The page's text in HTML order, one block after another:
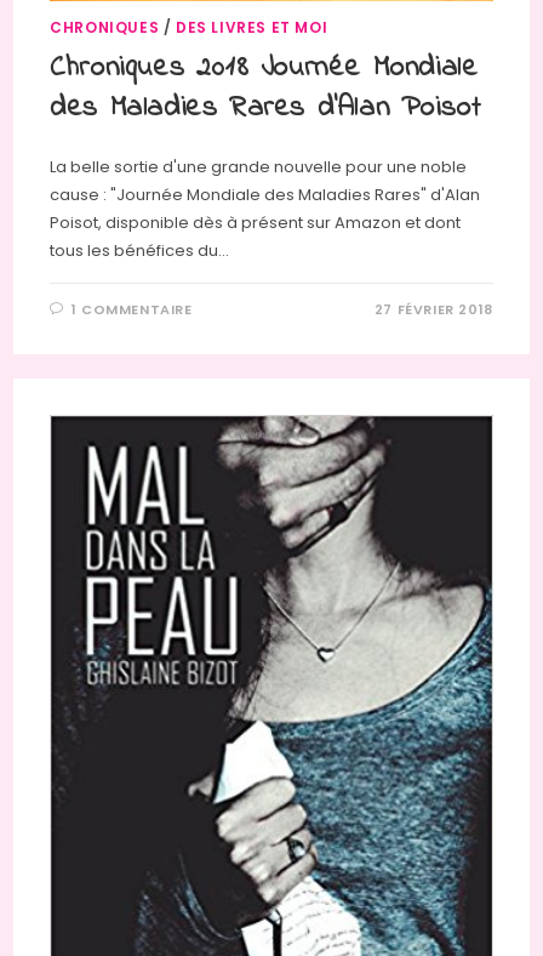
CHRONIQUES / DES LIVRES ET MOI
Chroniques 2018 Journée Mondiale
des Maladies Rares d’Alan Poisot
La belle sortie d'une grande nouvelle pour une noble
cause : "Journée Mondiale des Maladies Rares" d'Alan
Poisot, disponible dès à présent sur Amazon et dont
tous les bénéfices du…
1 COMMENTAIRE 27 FÉVRIER 2018